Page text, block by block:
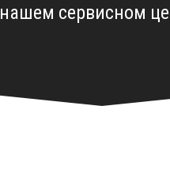
нашем сервисном